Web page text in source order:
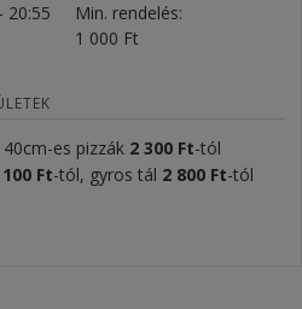
20:55
Min. rendelés
1 000 Ft
es pizzák 2 300 Ft-tól
Ft-tól, gyros tál 2 800 Ft-tól